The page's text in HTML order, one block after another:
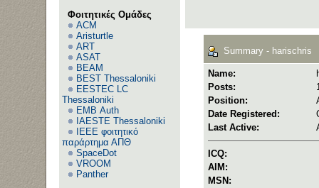
Φοιτητικές Ομάδες
ACM
Aristurtle
ART
ASAT
BEAM
BEST Thessaloniki
EESTEC LC
Thessaloniki
EΜΒ Auth
IAESTE Thessaloniki
IEEE φοιτητικό
παράρτημα ΑΠΘ
SpaceDot
VROOM
Panther
Summary - harischris
Name:
Posts:
Position:
Date Registered:
Last Active:
ICQ:
AIM:
MSN: